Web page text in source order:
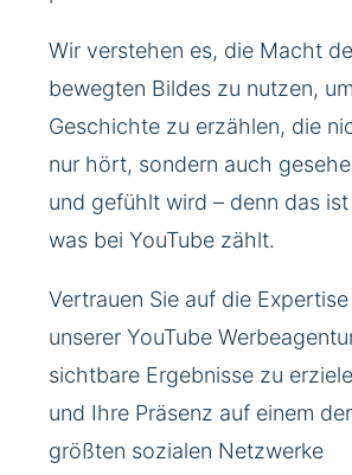
Wir verstehen es, die Macht
bewegten Bildes zu nutzen,
Geschichte zu erzählen, die
nur hört, sondern auch
und gefühlt wird – denn das ist
was bei YouTube zählt.
Vertrauen Sie auf die Expertise
unserer YouTube
sichtbare Ergebnisse zu
und Ihre Präsenz auf einem der
größten sozialen Netzwerke